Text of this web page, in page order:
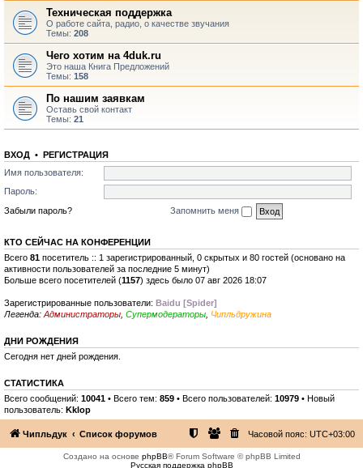
Техническая поддержка
О работе сайта, радио, о качестве звучания
Темы: 208
Чего хотим на 4duk.ru
Это наша Книга Предложений
Темы: 158
По нашим заявкам
Оставь свой контакт
Темы: 21
ВХОД • РЕГИСТРАЦИЯ
Имя пользователя:
Пароль:
Забыли пароль?
Запомнить меня
КТО СЕЙЧАС НА КОНФЕРЕНЦИИ
Всего 81 посетитель :: 1 зарегистрированный, 0 скрытых и 80 гостей (основано на
активности пользователей за последние 5 минут)
Больше всего посетителей (1157) здесь было 07 авг 2026 18:07
Зарегистрированные пользователи: Baidu [Spider]
Легенда: Администраторы Супермодераторы Чипльдружина
ДНИ РОЖДЕНИЯ
Сегодня нет дней рождения.
СТАТИСТИКА
Всего сообщений: 10041 • Всего тем: 859 • Всего пользователей: 10979 • Новый
пользователь: Kklop
Чипльдук Список форумов Часовой пояс: UTC+03:00
Создано на основе phpBB® Forum Software © phpBB Limited
Русская поддержка phpBB